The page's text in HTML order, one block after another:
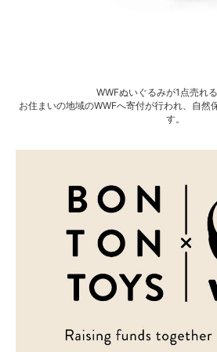
WWFぬいぐるみが1点売れる
お住まいの地域のWWFへ寄付が行われ、自然
す。